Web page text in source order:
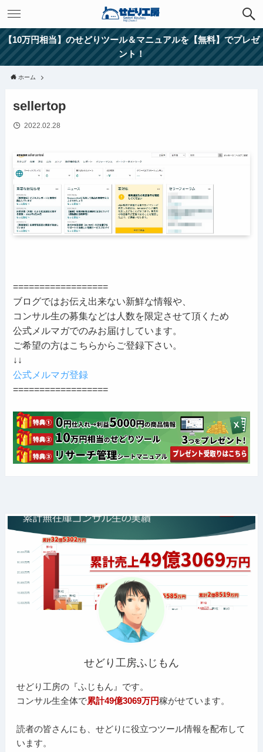
【10万円相当】のせどりツール＆マニュアルを【無料】でプレゼ
ント！
ホーム
sellertop
2022.02.28
==================
ブログではお伝え出来ない新鮮な情報や、
コンサル生の募集などは人数を限定させて頂くため
公式メルマガでのみお届けしています。
ご希望の方はこちらからご登録下さい。
↓↓
公式メルマガ登録
==================
せどり工房ふじもん
せどり工房の『ふじもん』です。
コンサル生全体で累計49億3069万円稼がせています。
読者の皆さんにも、せどりに役立つツール情報を配布して
います。